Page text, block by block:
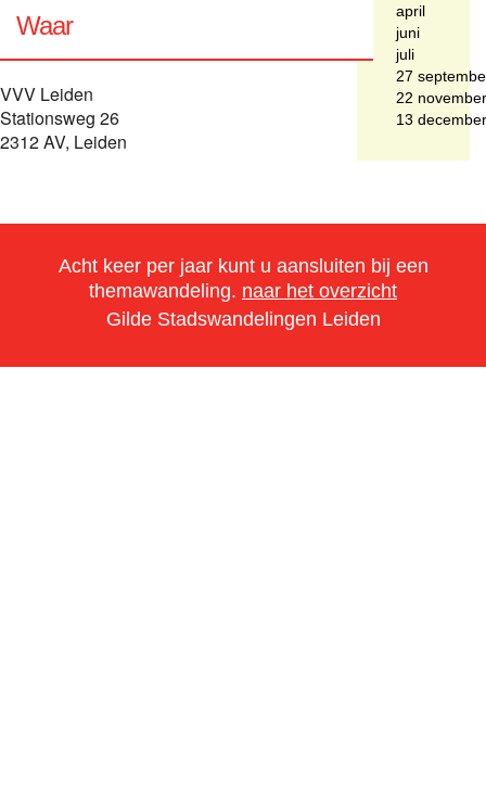
Waar
VVV Leiden
Stationsweg 26
2312 AV, Leiden
april
juni
juli
27
22 november
13 december
Acht keer per jaar kunt u aansluiten bij een
themawandeling. naar het overzicht
Gilde Stadswandelingen Leiden